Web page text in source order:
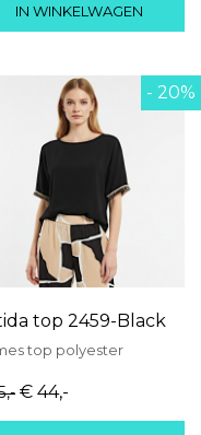
IN WINKELWAGEN
- 20%
top 2459-Black
top polyester
,- € 44,-